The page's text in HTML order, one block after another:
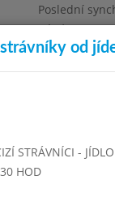
Poslední
Pátek
Omezení
okres Bruntál,
a informace
od
STRÁVNÍCI -
HOD